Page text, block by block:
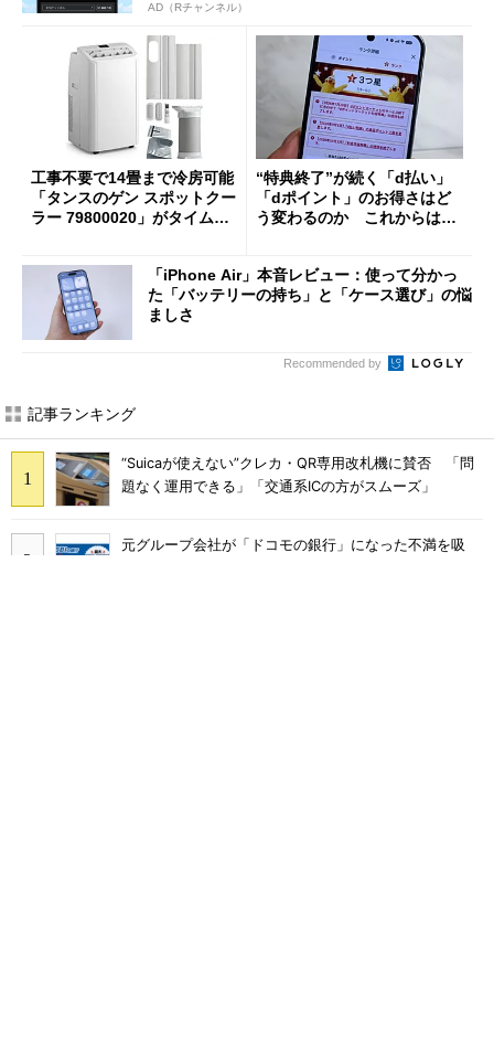
AD（Rチャンネル）
工事不要で14畳まで冷房可能
「タンスのゲン スポットクー
ラー 79800020」がタイムセ
“特典終了”が続く「d払い」
「dポイント」のお得さはど
う変わるのか これからは
「iPhone Air」本音レビュー：使って分かっ
た「バッテリーの持ち」と「ケース選び」の悩
ましさ
Recommended by
記事ランキング
“Suicaが使えない”クレカ・QR専用改札機に賛否 「問
題なく運用できる」「交通系ICの方がスムーズ」
元グループ会社が「ドコモの銀行」になった不満を吸